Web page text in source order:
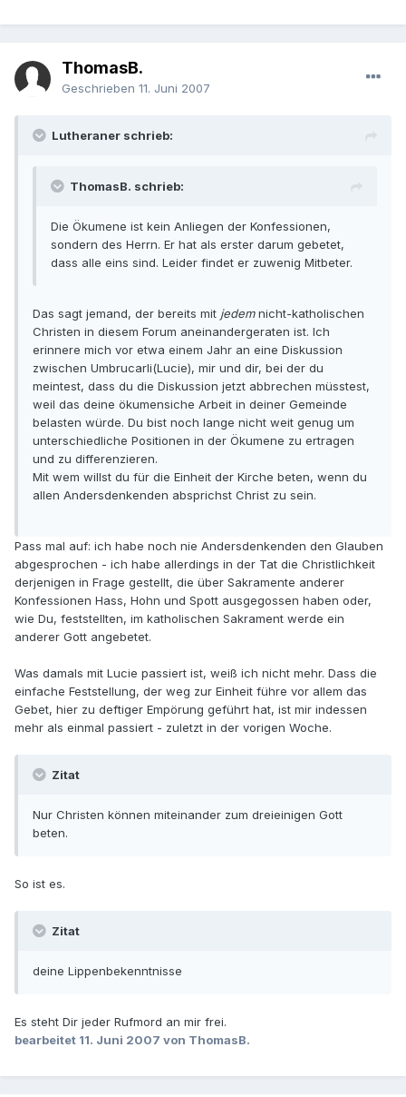
ThomasB.
Geschrieben 11. Juni 2007
Lutheraner schrieb:
ThomasB. schrieb:
Die Ökumene ist kein Anliegen der Konfessionen,
sondern des Herrn. Er hat als erster darum gebetet,
dass alle eins sind. Leider findet er zuwenig Mitbeter.
Das sagt jemand, der bereits mit jedemnicht-katholischen
Christen in diesem Forum aneinandergeraten ist. Ich
erinnere mich vor etwa einem Jahr an eine Diskussion
zwischen Umbrucarli(Lucie), mir und dir, bei der du
meintest, dass du die Diskussion jetzt abbrechen müsstest,
weil das deine ökumensiche Arbeit in deiner Gemeinde
belasten würde. Du bist noch lange nicht weit genug um
unterschiedliche Positionen in der Ökumene zu ertragen
und zu differenzieren.
Mit wem willst du für die Einheit der Kirche beten, wenn du
allen Andersdenkenden absprichst Christ zu sein.
Pass mal auf: ich habe noch nie Andersdenkenden den Glauben
abgesprochen - ich habe allerdings in der Tat die Christlichkeit
derjenigen in Frage gestellt, die über Sakramente anderer
Konfessionen Hass, Hohn und Spott ausgegossen haben oder,
wie Du, feststellten, im katholischen Sakrament werde ein
anderer Gott angebetet.
Was damals mit Lucie passiert ist, weiß ich nicht mehr. Dass die
einfache Feststellung, der weg zur Einheit führe vor allem das
Gebet, hier zu deftiger Empörung geführt hat, ist mir indessen
mehr als einmal passiert - zuletzt in der vorigen Woche.
Zitat
Nur Christen können miteinander zum dreieinigen Gott
beten.
So ist es.
Zitat
deine Lippenbekenntnisse
Es steht Dir jeder Rufmord an mir frei.
bearbeitet 11. Juni 2007 von ThomasB.